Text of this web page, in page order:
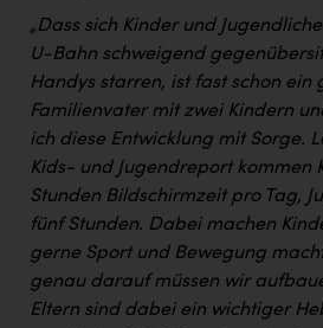
„Dass sich Kinder und
U-Bahn schweigend
Handys starren, ist fast schon ein
Familienvater mit zwei Kindern
ich diese Entwicklung mit Sorge.
Kids- und Jugendreport kommen
Stunden Bildschirmzeit pro Tag,
fünf Stunden. Dabei machen
gerne Sport und Bewegung
genau darauf müssen wir
Eltern sind dabei ein wichtiger